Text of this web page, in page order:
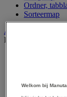
Ordner,
Sorteermap
Audiovisueel
Bekijk de hele
Dynamisch
Fotocamera,
Welkom bij